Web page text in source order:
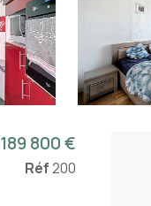
189 800 €
Réf200